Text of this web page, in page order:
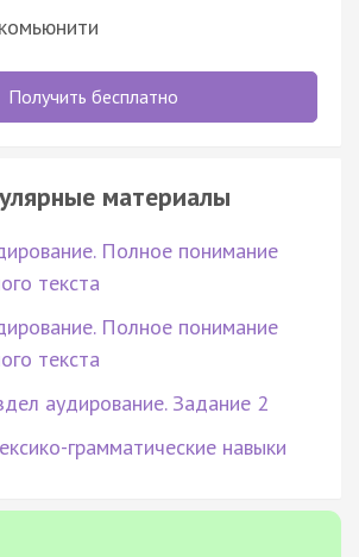
Получить бесплатно
материалы
Полное понимание
текста
Полное понимание
текста
аудирование. Задание 2
грамматические навыки